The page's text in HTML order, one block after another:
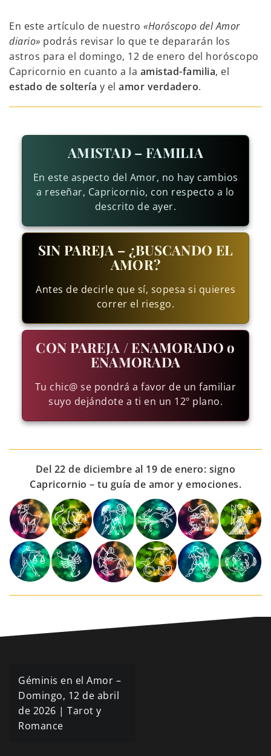
En este artículo de nuestro «Horóscopo del Amor
diario» podrás revisar lo que te depararán los
astros para el domingo, 12 de enero del horóscopo
Capricornio en cuanto a la amistad-familia, el
estado de soltería y el amor verdadero.
AMISTAD – FAMILIA
En este aspecto del Amor, no hay cambios
a reseñar, Capricornio, con respecto a lo
descrito de ayer.
SIN PAREJA – ¿BUSCANDO EL
AMOR?
Antes de decirle que sí, sopesa si quieres
correr el riesgo.
CON PAREJA / ENAMORADO o
ENAMORADA
Tu chic@ se pondrá a favor de un familiar
suyo dejándote a ti en un 12º plano.
Del 22 de diciembre al 19 de enero: signo
Capricornio – tu guía de amor y emociones.
Navegación
de
entradas
Géminis en el Amor –
Domingo, 12 de abril
de 2026 | Tarot y
Romance